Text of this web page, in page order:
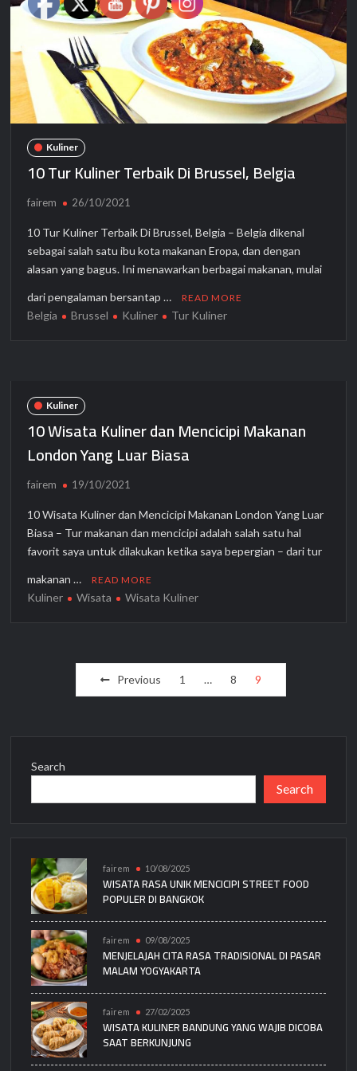
Kuliner
10 Tur Kuliner Terbaik Di Brussel, Belgia
fairem 26/10/2021
10 Tur Kuliner Terbaik Di Brussel, Belgia – Belgia dikenal
sebagai salah satu ibu kota makanan Eropa, dan dengan
alasan yang bagus. Ini menawarkan berbagai makanan, mulai
dari pengalaman bersantap … READ MORE
Belgia Brussel Kuliner Tur Kuliner
Kuliner
10 Wisata Kuliner dan Mencicipi Makanan
London Yang Luar Biasa
fairem 19/10/2021
10 Wisata Kuliner dan Mencicipi Makanan London Yang Luar
Biasa – Tur makanan dan mencicipi adalah salah satu hal
favorit saya untuk dilakukan ketika saya bepergian – dari tur
makanan … READ MORE
Kuliner Wisata Wisata Kuliner
pagination Previous 1 … 8 9
Search
Search
fairem 10/08/2025
WISATA RASA UNIK MENCICIPI STREET FOOD
POPULER DI BANGKOK
fairem 09/08/2025
MENJELAJAH CITA RASA TRADISIONAL DI PASAR
MALAM YOGYAKARTA
fairem 27/02/2025
WISATA KULINER BANDUNG YANG WAJIB DICOBA
SAAT BERKUNJUNG